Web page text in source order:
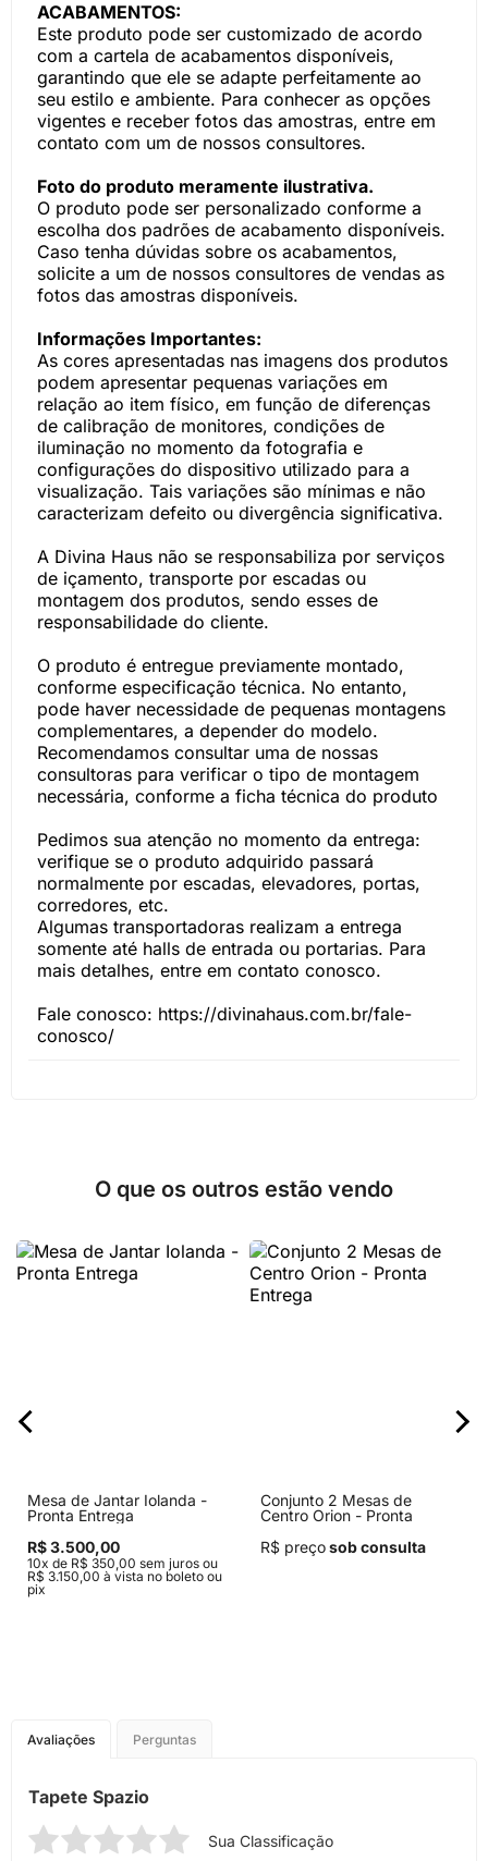
ACABAMENTOS:
Este produto pode ser customizado de acordo
com a cartela de acabamentos disponíveis,
garantindo que ele se adapte perfeitamente ao
seu estilo e ambiente. Para conhecer as opções
vigentes e receber fotos das amostras, entre em
contato com um de nossos consultores.
Foto do produto meramente ilustrativa.
O produto pode ser personalizado conforme a
escolha dos padrões de acabamento disponíveis.
Caso tenha dúvidas sobre os acabamentos,
solicite a um de nossos consultores de vendas as
fotos das amostras disponíveis.
Informações Importantes:
As cores apresentadas nas imagens dos produtos
podem apresentar pequenas variações em
relação ao item físico, em função de diferenças
de calibração de monitores, condições de
iluminação no momento da fotografia e
configurações do dispositivo utilizado para a
visualização. Tais variações são mínimas e não
caracterizam defeito ou divergência significativa.
A Divina Haus não se responsabiliza por serviços
de içamento, transporte por escadas ou
montagem dos produtos, sendo esses de
responsabilidade do cliente.
O produto é entregue previamente montado,
conforme especificação técnica. No entanto,
pode haver necessidade de pequenas montagens
complementares, a depender do modelo.
Recomendamos consultar uma de nossas
consultoras para verificar o tipo de montagem
necessária, conforme a ficha técnica do produto
Pedimos sua atenção no momento da entrega:
verifique se o produto adquirido passará
normalmente por escadas, elevadores, portas,
corredores, etc.
Algumas transportadoras realizam a entrega
somente até halls de entrada ou portarias. Para
mais detalhes, entre em contato conosco.
Fale conosco: https://divinahaus.com.br/fale-
conosco/
O que os outros estão vendo
Mesa de Jantar Iolanda -
Pronta Entrega
R$ 3.500,00
10x de R$ 350,00 sem juros ou
R$ 3.150,00 à vista no boleto ou
pix
Conjunto 2 Mesas de
Centro Orion - Pronta
R$ preçosob consulta
Avaliações Perguntas
Tapete Spazio
Sua Classificação